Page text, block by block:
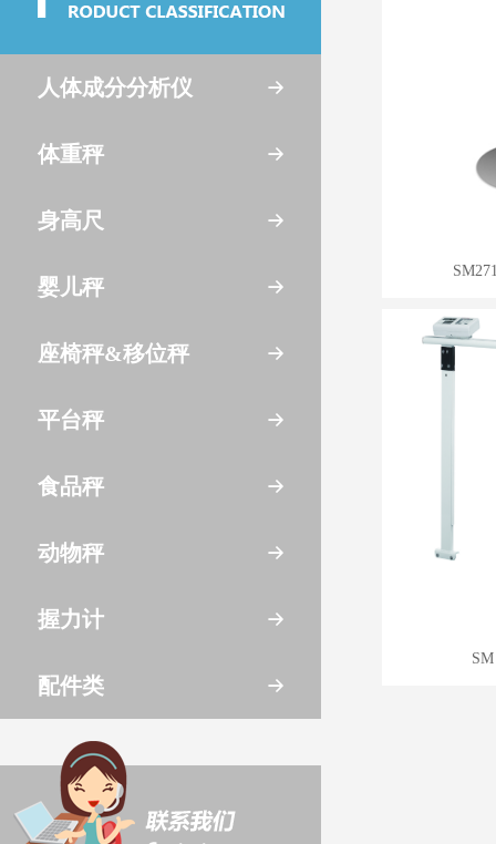
人体成分分析仪
体重秤
身高尺
婴儿秤
座椅秤&移位秤
平台秤
食品秤
动物秤
握力计
配件类